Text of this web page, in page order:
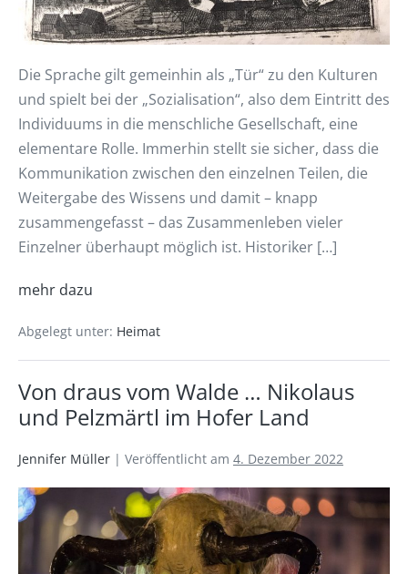
Die Sprache gilt gemeinhin als „Tür“ zu den Kulturen
und spielt bei der „Sozialisation“, also dem Eintritt des
Individuums in die menschliche Gesellschaft, eine
elementare Rolle. Immerhin stellt sie sicher, dass die
Kommunikation zwischen den einzelnen Teilen, die
Weitergabe des Wissens und damit – knapp
zusammengefasst – das Zusammenleben vieler
Einzelner überhaupt möglich ist. Historiker […]
mehr dazu
Abgelegt unter: Heimat
Von draus vom Walde … Nikolaus
und Pelzmärtl im Hofer Land
Jennifer Müller | Veröffentlicht am 4. Dezember 2022